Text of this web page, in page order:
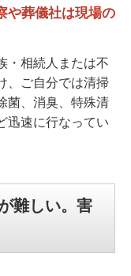
や葬儀社は現場の
・相続人または不
、ご自分では清掃
菌、消臭、特殊清
迅速に行なってい
難しい。害